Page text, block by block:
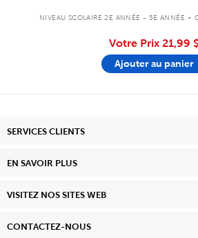
NIVEAU SCOLAIRE 2E ANNÉE - 5E ANNÉE .
Votre Prix 21,99
Ajouter au panier
SERVICES CLIENTS
EN SAVOIR PLUS
VISITEZ NOS SITES WEB
CONTACTEZ-NOUS